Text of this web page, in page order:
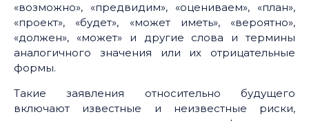
«возможно», «предвидим», «оцениваем», «план»,
«проект», «будет», «может иметь», «вероятно»,
«должен», «может» и другие слова и термины
аналогичного значения или их отрицательные
формы.
Такие заявления относительно будущего
включают известные и неизвестные риски,